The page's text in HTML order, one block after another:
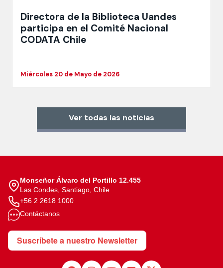
Directora de la Biblioteca Uandes
participa en el Comité Nacional
CODATA Chile
Miércoles 20 de Mayo de 2026
Ver todas las noticias
Monseñor Álvaro del Portillo 12.455
Las Condes, Santiago, Chile
+56 2 2618 1000
Contáctanos
Suscríbete a nuestro Newsletter